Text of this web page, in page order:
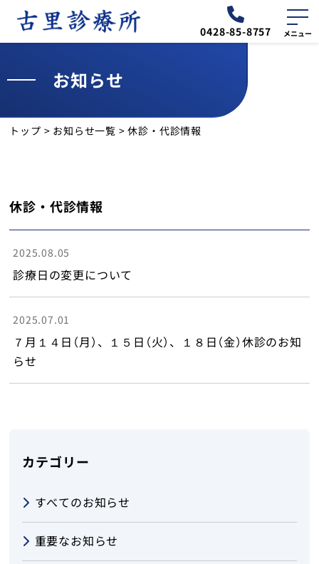
0428-85-8757
季節の壁面装飾
外来のご案内
お知らせ
トップ > お知らせ一覧 >休診・代診情報
休診・代診情報
2025.08.05
診療日の変更について
2025.07.01
７月１４日（月）、１５日（火）、１８日（金）休診のお知
らせ
カテゴリー
すべてのお知らせ
重要なお知らせ